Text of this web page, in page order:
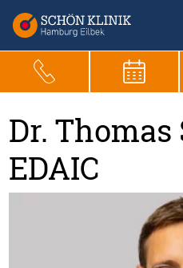
Dr. Thomas
EDAIC